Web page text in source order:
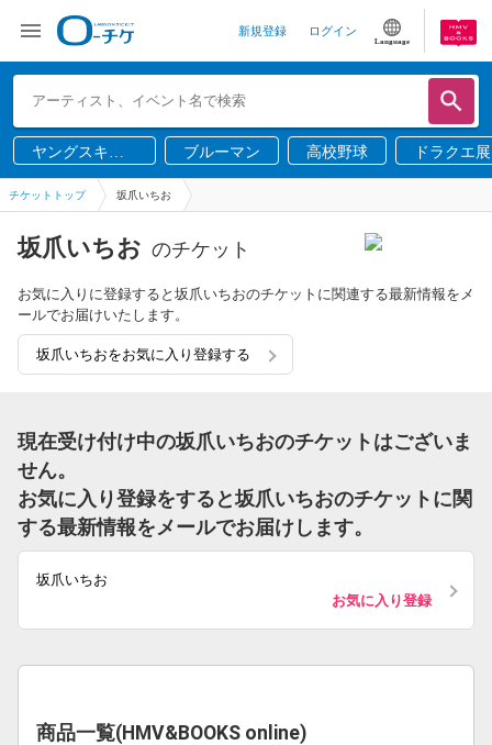
新規登録 ログイン
Language
ヤングスキニ
ー
ブルーマン 高校野球 ドラクエ展
チケットトップ 坂爪いちお
坂爪いちお のチケット
お気に入りに登録すると坂爪いちおのチケットに関連する最新情報をメ
ールでお届けいたします。
坂爪いちおをお気に入り登録する
現在受け付け中の坂爪いちおのチケットはございま
せん。
お気に入り登録をすると坂爪いちおのチケットに関
する最新情報をメールでお届けします。
坂爪いちお
お気に入り登録
商品一覧(HMV&BOOKS online)